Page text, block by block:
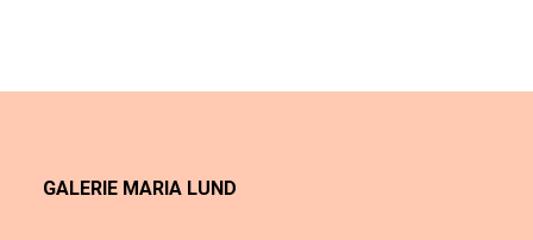
GALERIE MARIA LUND